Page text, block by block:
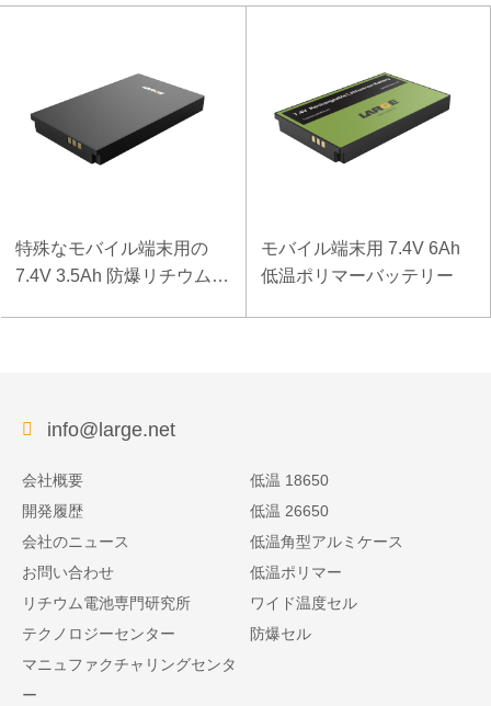
特殊なモバイル端末用の
7.4V 3.5Ah 防爆リチウムポ
モバイル端末用 7.4V 6Ah
低温ポリマーバッテリー
info@large.net
会社概要
開発履歴
会社のニュース
お問い合わせ
リチウム電池専門研究所
テクノロジーセンター
マニュファクチャリングセンタ
ー
低温 18650
低温 26650
低温角型アルミケース
低温ポリマー
ワイド温度セル
防爆セル